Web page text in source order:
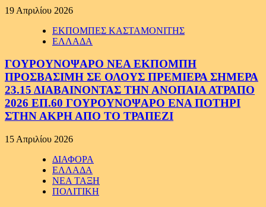
19 Απριλίου 2026
ΕΚΠΟΜΠΕΣ ΚΑΣΤΑΜΟΝΙΤΗΣ
ΕΛΛΑΔΑ
ΓΟΥΡΟΥΝΟΨΑΡΟ ΝΕΑ ΕΚΠΟΜΠΗ
ΠΡΟΣΒΑΣΙΜΗ ΣΕ ΟΛΟΥΣ ΠΡΕΜΙΕΡΑ ΣΗΜΕΡΑ
23.15 ΔΙΑΒΑΙΝΟΝΤΑΣ ΤΗΝ ΑΝΟΠΑΙΑ ΑΤΡΑΠΟ
2026 ΕΠ.60 ΓΟΥΡΟΥΝΟΨΑΡΟ ΕΝΑ ΠΟΤΗΡΙ
ΣΤΗΝ ΑΚΡΗ ΑΠΟ ΤΟ ΤΡΑΠΕΖΙ
15 Απριλίου 2026
ΔΙΑΦΟΡΑ
ΕΛΛΑΔΑ
ΝΕΑ ΤΑΞΗ
ΠΟΛΙΤΙΚΗ